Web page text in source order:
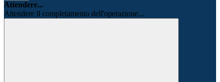
Attendere...
Attendere il completamento dell'operazione...